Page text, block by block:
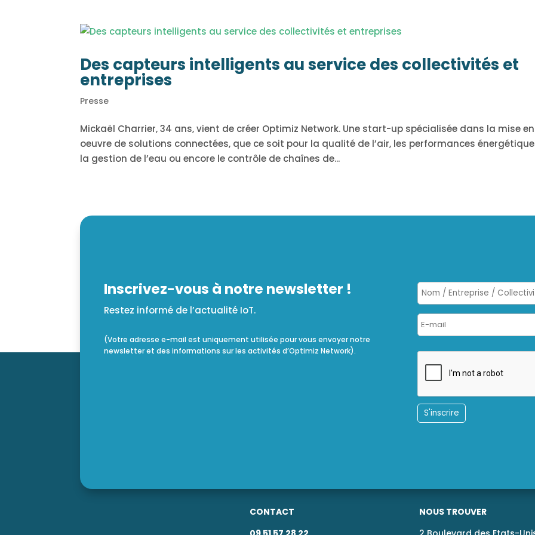
Des capteurs intelligents au service des collectivités et
entreprises
Presse
Mickaël Charrier, 34 ans, vient de créer Optimiz Network. Une start-up spécialisée dans la mise en
oeuvre de solutions connectées, que ce soit pour la qualité de l’air, les performances
la gestion de l’eau ou encore le contrôle de chaînes de...
Inscrivez-vous à notre newsletter !
Restez informé de l’actualité IoT.
(Votre adresse e-mail est uniquement utilisée pour vous envoyer notre
newsletter et des informations sur les activités d’Optimiz Network).
CONTACT
NOUS TROUVER